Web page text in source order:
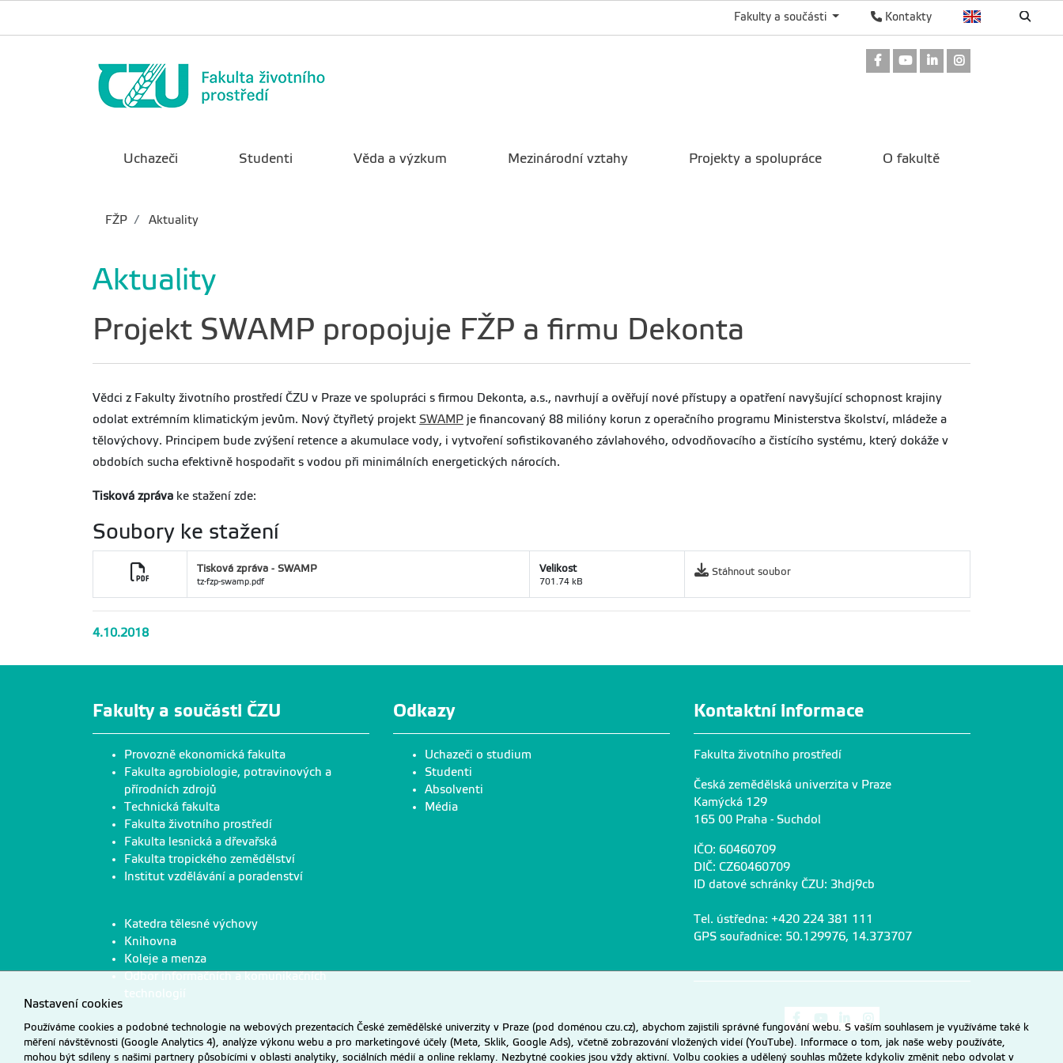
Kontakty
Fakulty a součásti
Odkaz na Facebook
Odkaz na Youtube
Odkaz na LinkedIn
Uchazeči Studenti Věda a výzkum Mezinárodní vztahy Projekty a spolupráce O fakultě
FŽP Aktuality
Aktuality
Projekt SWAMP propojuje FŽP a firmu Dekonta
Vědci z Fakulty životního prostředí ČZU v Praze ve spolupráci s firmou Dekonta, a.s., navrhují a ověřují nové přístupy a opatření navyšující schopnost krajiny
odolat extrémním klimatickým jevům. Nový čtyřletý projekt SWAMP je financovaný 88 milióny korun z operačního programu Ministerstva školství, mládeže a
tělovýchovy. Principem bude zvýšení retence a akumulace vody, i vytvoření sofistikovaného závlahového, odvodňovacího a čistícího systému, který dokáže v
obdobích sucha efektivně hospodařit s vodou při minimálních energetických nárocích.
Tisková zpráva ke stažení zde:
Soubory ke stažení
Tisková zpráva - SWAMP
tz-fzp-swamp.pdf
Velikost
701.74 kB
Stáhnout soubor
4.10.2018
Fakulty a součásti ČZU
Provozně ekonomická fakulta
Fakulta agrobiologie, potravinových a
přírodních zdrojů
Technická fakulta
Fakulta životního prostředí
Fakulta lesnická a dřevařská
Fakulta tropického zemědělství
Institut vzdělávání a poradenství
Katedra tělesné výchovy
Knihovna
Koleje a menza
Odbor informačních a komunikačních
technologií
Odkazy
Uchazeči o studium
Studenti
Absolventi
Média
Kontaktní informace
Fakulta životního prostředí
Česká zemědělská univerzita v Praze
Kamýcká 129
165 00 Praha - Suchdol
IČO: 60460709
DIČ: CZ60460709
ID datové schránky ČZU: 3hdj9cb
Tel. ústředna: +420 224 381 111
GPS souřadnice: 50.129976, 14.373707
Odkaz na Facebook
Odkaz na Youtube
Odkaz na LinkedIn
Nastavení cookies
Používáme cookies a podobné technologie na webových prezentacích České zemědělské univerzity v Praze (pod doménou czu.cz), abychom zajistili správné fungování webu. S vaším souhlasem je využíváme také k
měření návštěvnosti (Google Analytics 4), analýze výkonu webu a pro marketingové účely (Meta, Sklik, Google Ads), včetně zobrazování vložených videí (YouTube). Informace o tom, jak naše weby používáte,
mohou být sdíleny s našimi partnery působícími v oblasti analytiky, sociálních médií a online reklamy. Nezbytné cookies jsou vždy aktivní. Volbu cookies a udělený souhlas můžete kdykoliv změnit nebo odvolat v